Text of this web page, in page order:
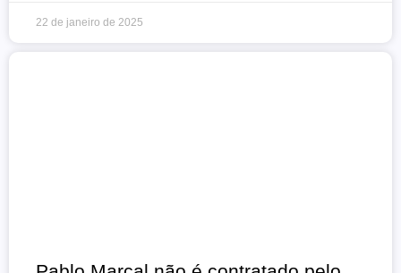
22 de janeiro de 2025